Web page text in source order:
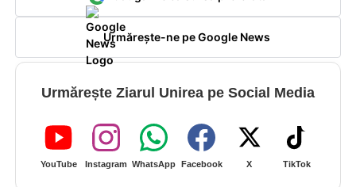
Urmărește-ne pe Google News
Urmărește Ziarul Unirea pe Social Media
YouTube Instagram WhatsApp Facebook X TikTok